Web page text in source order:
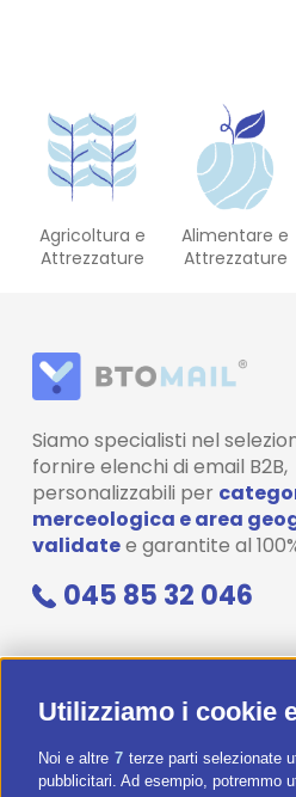
Utilizziamo i cookie
Noi e altre 7 terze parti selezionate
pubblicitari. Ad esempio, potremmo
Agricoltura e
Attrezzature
Alimentare e
Attrezzature
Siamo specialisti nel
fornire elenchi di email B2B,
personalizzabili per
merceologica e area
validatee garantite al
045 85 32 046